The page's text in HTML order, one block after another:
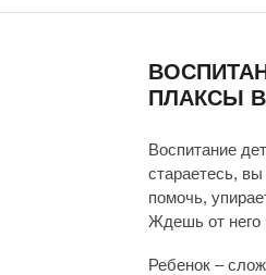
ПЛАКСЫ
Воспитание
стараетесь,
помочь,
Ждешь от него
Ребенок –